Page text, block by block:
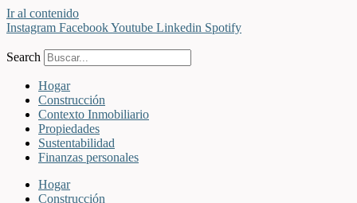
Ir al contenido
Instagram FacebookYoutube Linkedin Spotify
Search
Hogar
Construcción
Contexto Inmobiliario
Propiedades
Sustentabilidad
Finanzas personales
Hogar
Construcción